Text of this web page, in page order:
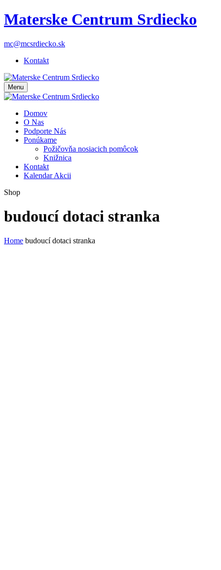
Materske Centrum Srdiecko
mc@mcsrdiecko.sk
Kontakt
Menu
Domov
O Nas
Podporte Nás
Ponúkame
Požičovňa nosiacich pomôcok
Knižnica
Kontakt
Kalendar Akcii
Shop
budoucí dotaci stranka
Home budoucí dotaci stranka